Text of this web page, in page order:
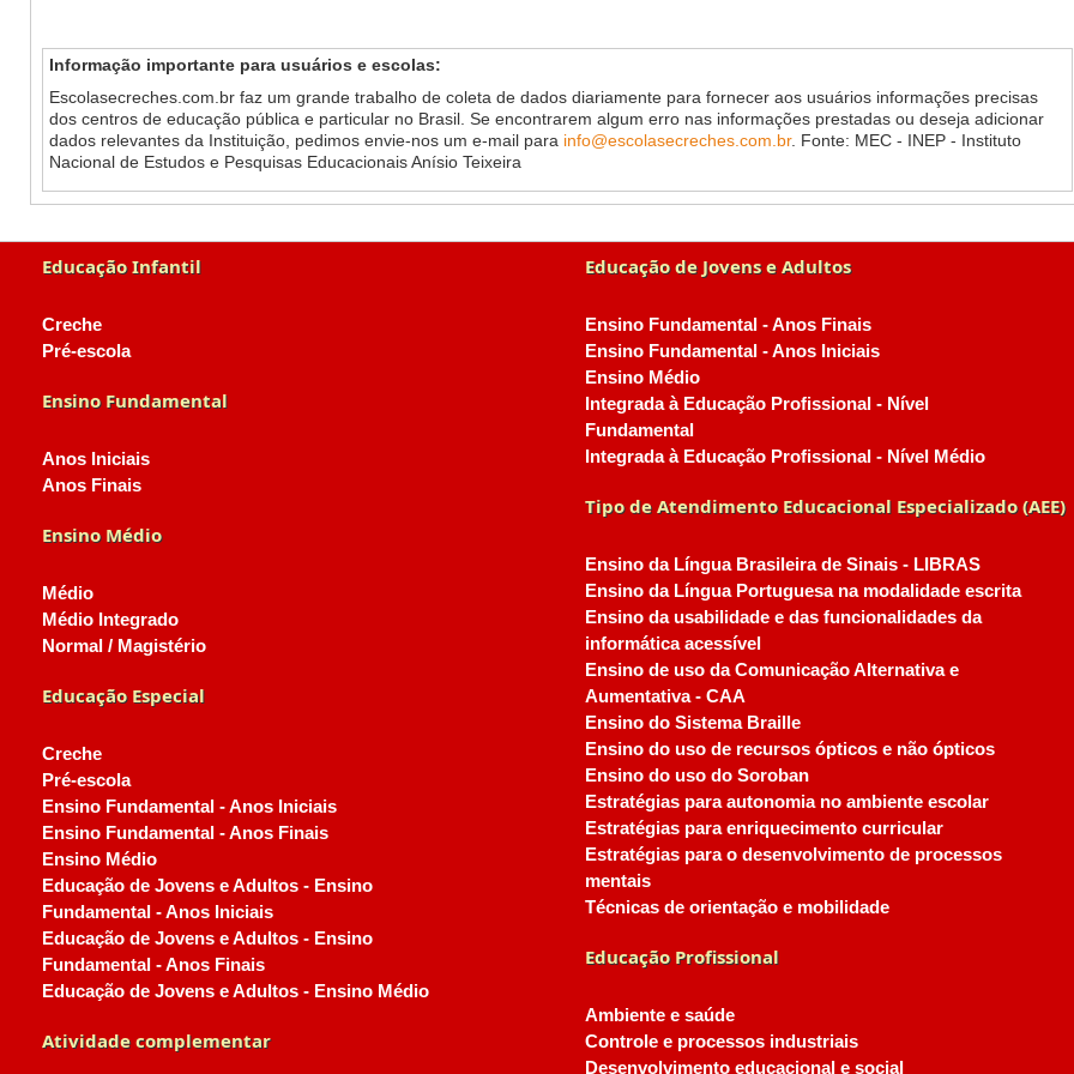
Informação importante para usuários e escolas:
Escolasecreches.com.br faz um grande trabalho de coleta de dados diariamente para fornecer aos usuários informações precisas
dos centros de educação pública e particular no Brasil. Se encontrarem algum erro nas informações prestadas ou deseja adicionar
dados relevantes da Instituição, pedimos envie-nos um e-mail para info@escolasecreches.com.br. Fonte: MEC - INEP - Instituto
Nacional de Estudos e Pesquisas Educacionais Anísio Teixeira
Educação Infantil
Creche
Pré-escola
Ensino Fundamental
Anos Iniciais
Anos Finais
Ensino Médio
Médio
Médio Integrado
Normal / Magistério
Educação Especial
Creche
Pré-escola
Ensino Fundamental - Anos Iniciais
Ensino Fundamental - Anos Finais
Ensino Médio
Educação de Jovens e Adultos - Ensino
Fundamental - Anos Iniciais
Educação de Jovens e Adultos - Ensino
Fundamental - Anos Finais
Educação de Jovens e Adultos - Ensino Médio
Atividade complementar
Educação de Jovens e Adultos
Ensino Fundamental - Anos Finais
Ensino Fundamental - Anos Iniciais
Ensino Médio
Integrada à Educação Profissional - Nível
Fundamental
Integrada à Educação Profissional - Nível Médio
Tipo de Atendimento Educacional Especializado (AEE)
Ensino da Língua Brasileira de Sinais - LIBRAS
Ensino da Língua Portuguesa na modalidade escrita
Ensino da usabilidade e das funcionalidades da
informática acessível
Ensino de uso da Comunicação Alternativa e
Aumentativa - CAA
Ensino do Sistema Braille
Ensino do uso de recursos ópticos e não ópticos
Ensino do uso do Soroban
Estratégias para autonomia no ambiente escolar
Estratégias para enriquecimento curricular
Estratégias para o desenvolvimento de processos
mentais
Técnicas de orientação e mobilidade
Educação Profissional
Ambiente e saúde
Controle e processos industriais
Desenvolvimento educacional e social